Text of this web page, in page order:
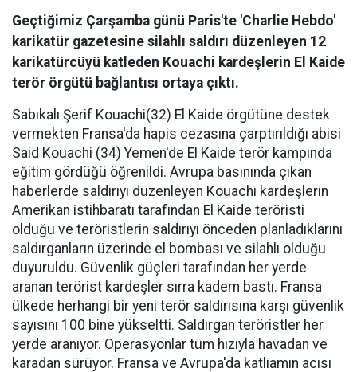
Geçtiğimiz Çarşamba günü Paris'te 'Charlie Hebdo'
karikatür gazetesine silahlı saldırı düzenleyen 12
karikatürcüyü katleden Kouachi kardeşlerin El Kaide
terör örgütü bağlantısı ortaya çıktı.
Sabıkalı Şerif Kouachi(32) El Kaide örgütüne destek
vermekten Fransa'da hapis cezasına çarptırıldığı abisi
Said Kouachi (34) Yemen'de El Kaide terör kampında
eğitim gördüğü öğrenildi. Avrupa basınında çıkan
haberlerde saldırıyı düzenleyen Kouachi kardeşlerin
Amerikan istihbaratı tarafından El Kaide teröristi
olduğu ve teröristlerin saldırıyı önceden planladıklarını
saldırganların üzerinde el bombası ve silahlı olduğu
duyuruldu. Güvenlik güçleri tarafından her yerde
aranan terörist kardeşler sırra kadem bastı. Fransa
ülkede herhangi bir yeni terör saldırısına karşı güvenlik
sayısını 100 bine yükseltti. Saldırgan teröristler her
yerde aranıyor. Operasyonlar tüm hızıyla havadan ve
karadan sürüyor. Fransa ve Avrupa'da katliamın acısı